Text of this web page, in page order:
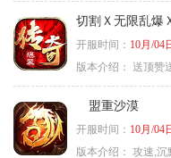
切割Ｘ无限乱爆
开服时间： 10月/04
版本介绍： 送顶赞
盟重沙漠
开服时间： 10月/04
版本介绍： 攻速,沉